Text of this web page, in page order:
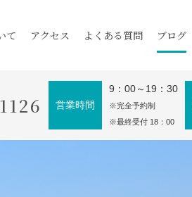
て アクセス よくある質問 ブログ
営業時間
9：00～19：30
※完全予約制
※最終受付 18：00